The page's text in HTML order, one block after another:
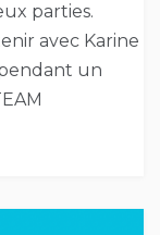
parties.
avec Karine
un